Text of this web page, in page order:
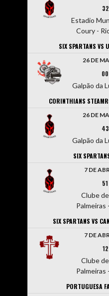
32
Estadio
Coury -
SIX SPARTANS VS
26 DE
00
Galpão da
CORINTHIANS
26 DE
43
Galpão da
SIX
7 DE
51
Clube
Palmeiras
SIX SPARTANS VS
7 DE
12
Clube
Palmeiras
PORTUGUESA